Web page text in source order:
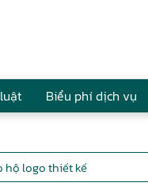
Biểu phí dịch vụ
hộ logo thiết kế